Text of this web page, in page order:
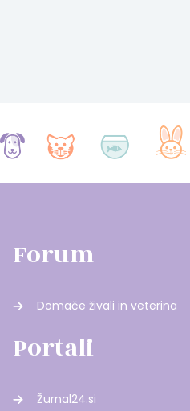
Forum
Domače živali in veterina
Portali
Žurnal24.si